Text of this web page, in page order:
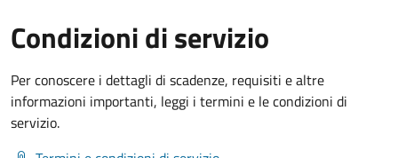
Condizioni di servizio
Per conoscere i dettagli di scadenze, requisiti e altre
informazioni importanti, leggi i termini e le condizioni di
servizio.